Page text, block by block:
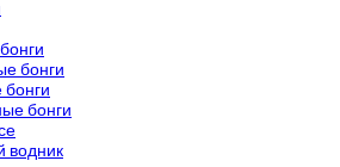
бонги
бонги
водник